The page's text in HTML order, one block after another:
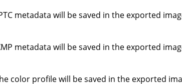
metadata will be saved in the exported
metadata will be saved in the exported
color profile will be saved in the exported